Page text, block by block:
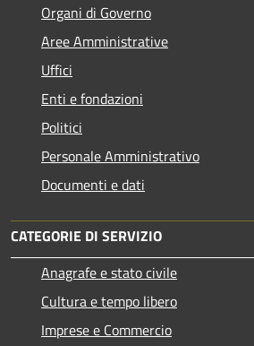
Organi di Governo
Aree Amministrative
Uffici
Enti e fondazioni
Politici
Personale Amministrativo
Documenti e dati
CATEGORIE DI SERVIZIO
Anagrafe e stato civile
Cultura e tempo libero
Imprese e Commercio